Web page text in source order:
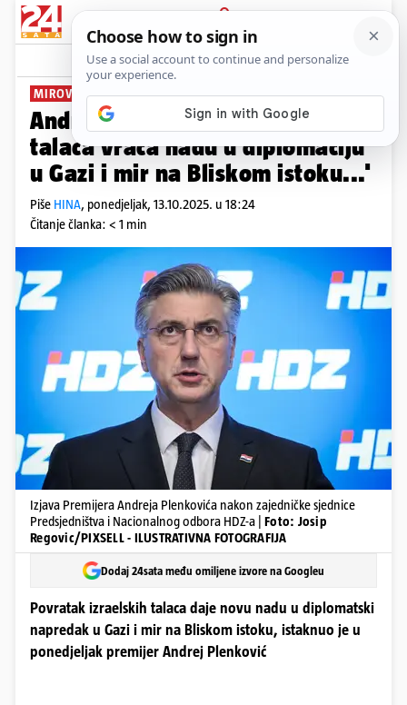
PRIJAVA
News Komentari
MIROVNI PLAN
Andrej Plenković: 'Povratak
talaca vraća nadu u diplomaciju
u Gazi i mir na Bliskom istoku...'
Piše HINA, ponedjeljak, 13.10.2025. u 18:24
Čitanje članka: < 1 min
Izjava Premijera Andreja Plenkovića nakon zajedničke sjednice
Predsjedništva i Nacionalnog odbora HDZ-a | Foto: Josip
Regovic/PIXSELL - ILUSTRATIVNA FOTOGRAFIJA
Dodaj 24sata među omiljene izvore na Googleu
Povratak izraelskih talaca daje novu nadu u diplomatski
napredak u Gazi i mir na Bliskom istoku, istaknuo je u
ponedjeljak premijer Andrej Plenković